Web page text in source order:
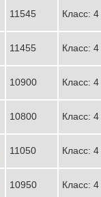
11545 Класс: 4
11455 Класс: 4
10900 Класс: 4
10800 Класс: 4
11050 Класс: 4
10950 Класс: 4